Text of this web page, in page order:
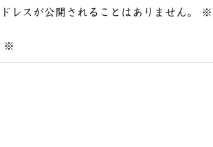
レスが公開されることはありません。 ※
※